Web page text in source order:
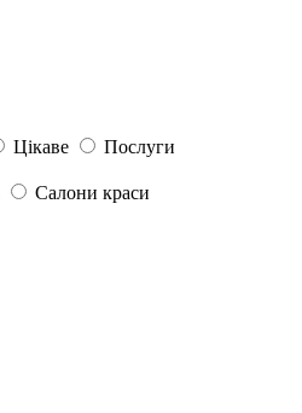
Цікаве
Послуги
Салони краси